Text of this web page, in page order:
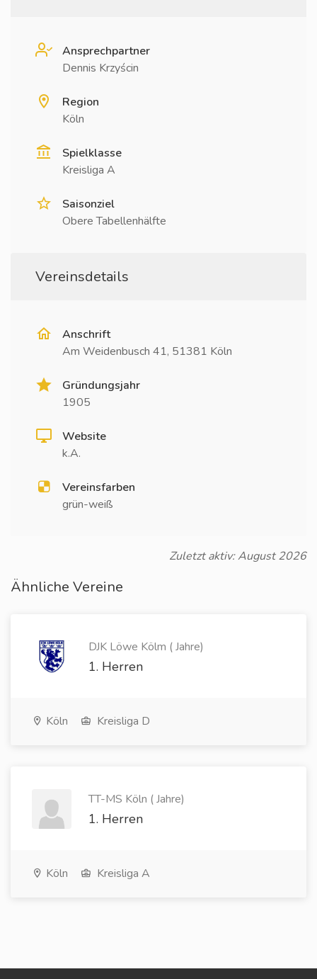
Ansprechpartner
Dennis Krzyścin
Region
Köln
Spielklasse
Kreisliga A
Saisonziel
Obere Tabellenhälfte
Vereinsdetails
Anschrift
Am Weidenbusch 41, 51381 Köln
Gründungsjahr
1905
Website
k.A.
Vereinsfarben
grün-weiß
Zuletzt aktiv: August 2026
Ähnliche Vereine
DJK Löwe Kölm ( Jahre)
1. Herren
Köln Kreisliga D
TT-MS Köln ( Jahre)
1. Herren
Köln Kreisliga A